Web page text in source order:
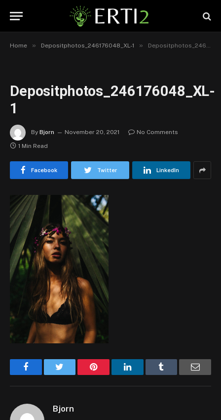
Home » Depositphotos_246176048_XL-1 » Depositphotos_246176048_XL-1
Depositphotos_246176048_XL-
1
By Bjorn November 20, 2021
No Comments
1 Min Read
Facebook Twitter LinkedIn
Facebook Pinterest LinkedIn Email
Bjorn